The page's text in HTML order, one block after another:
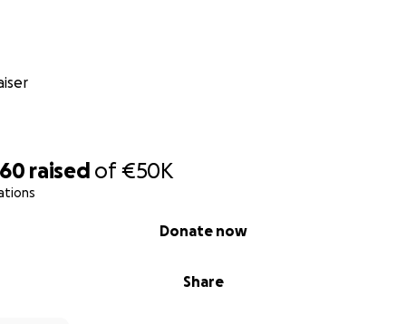
raised of€50K
Share
Donate now